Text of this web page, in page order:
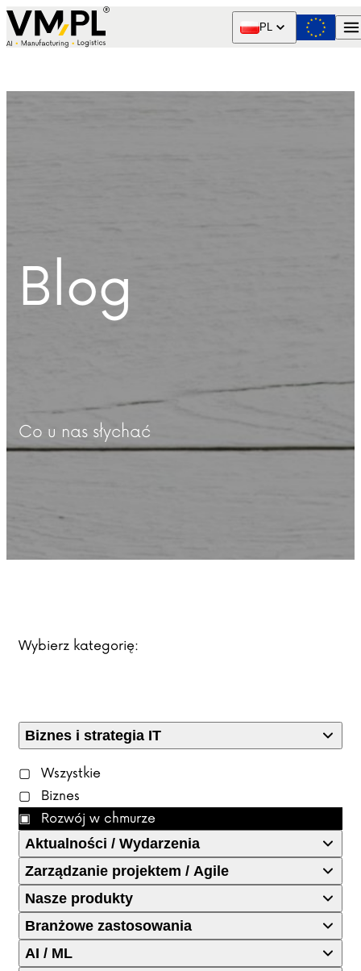
Skip to content
PL
Blog
Co u nas słychać
Wybierz kategorię:
Biznes i strategia IT
Wszystkie
Biznes
Rozwój w chmurze
Aktualności / Wydarzenia
Zarządzanie projektem / Agile
Nasze produkty
Branżowe zastosowania
AI / ML